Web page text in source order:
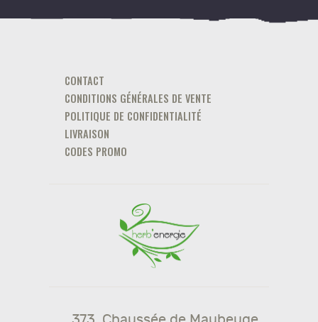
CONTACT
CONDITIONS GÉNÉRALES DE VENTE
POLITIQUE DE CONFIDENTIALITÉ
LIVRAISON
CODES PROMO